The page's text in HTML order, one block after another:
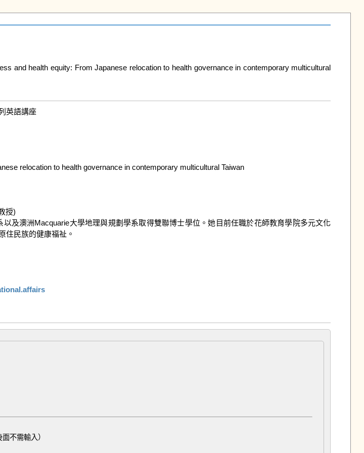
and health equity: From Japanese relocation to health governance in contemporary multicultural
英語講座
relocation to health governance in contemporary multicultural Taiwan
授)
及澳洲Macquarie大學地理與規劃學系取得雙聯博士學位。她目前任職於花師教育學院多元文化
住民族的健康福祉。
不需輸入）